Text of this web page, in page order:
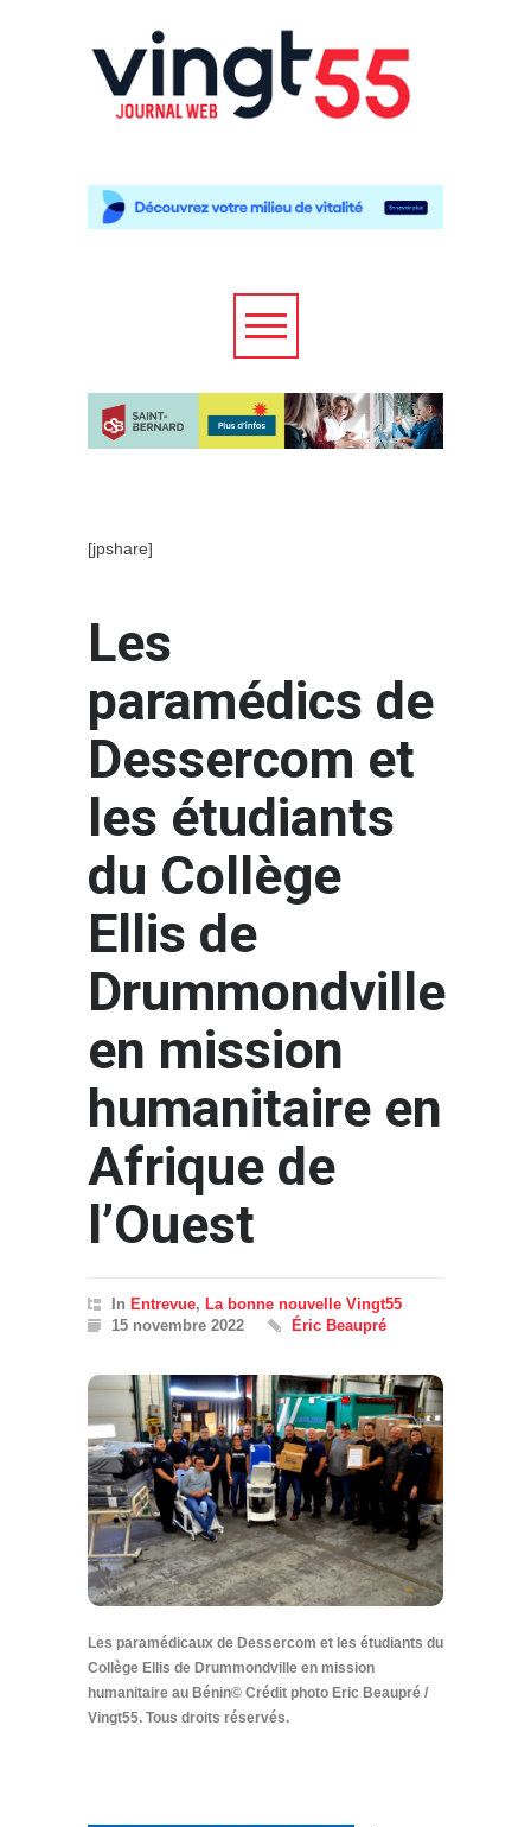
[jpshare]
Les
paramédics de
Dessercom et
les étudiants
du Collège
Ellis de
Drummondville
en mission
humanitaire en
Afrique de
l’Ouest
In Entrevue, La bonne nouvelle Vingt55
15 novembre 2022
Éric Beaupré
Les paramédicaux de Dessercom et les étudiants du
Collège Ellis de Drummondville en mission
humanitaire au Bénin© Crédit photo Eric Beaupré /
Vingt55. Tous droits réservés.